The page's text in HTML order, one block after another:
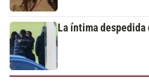
La íntima